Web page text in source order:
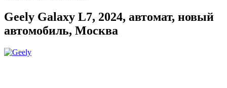
Geely Galaxy L7, 2024, автомат, новый
автомобиль, Москва